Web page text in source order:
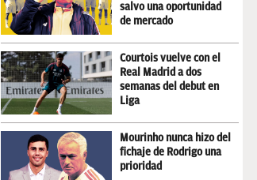
salvo una oportunidad
de mercado
Courtois vuelve con el
Real Madrid a dos
semanas del debut en
Liga
Mourinho nunca hizo del
fichaje de Rodrigo una
prioridad